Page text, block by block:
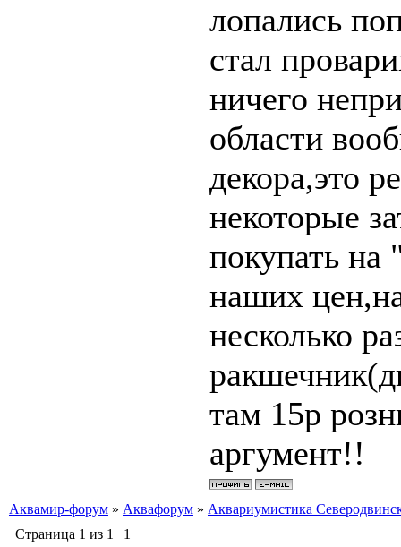
лопались
стал
ничего
области
декора,это
некоторые
покупать на
наших
несколько
там 15р
аргумент!!
Аквамир-форум » Аквафорум » Аквариумистика
Страница 1 из 1 1